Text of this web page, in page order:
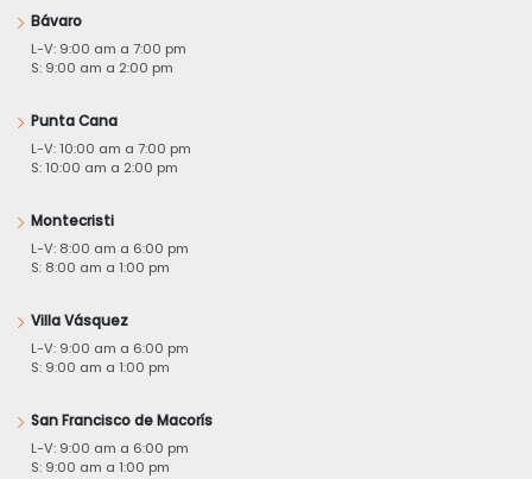
Bávaro
L-V: 9:00 am a 7:00 pm
S: 9:00 am a 2:00 pm
Punta Cana
L-V: 10:00 am a 7:00 pm
S: 10:00 am a 2:00 pm
Montecristi
L-V: 8:00 am a 6:00 pm
S: 8:00 am a 1:00 pm
Villa Vásquez
L-V: 9:00 am a 6:00 pm
S: 9:00 am a 1:00 pm
San Francisco de Macorís
L-V: 9:00 am a 6:00 pm
S: 9:00 am a 1:00 pm